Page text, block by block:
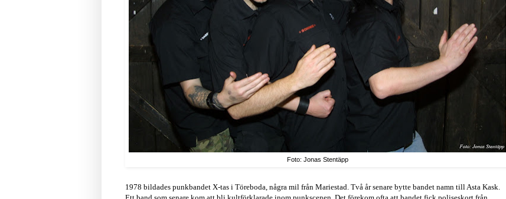
Foto: Jonas Stentäpp
1978 bildades punkbandet X-tas i Töreboda, några mil från Mariestad. Två år senare bytte bandet namn till Asta Kask.